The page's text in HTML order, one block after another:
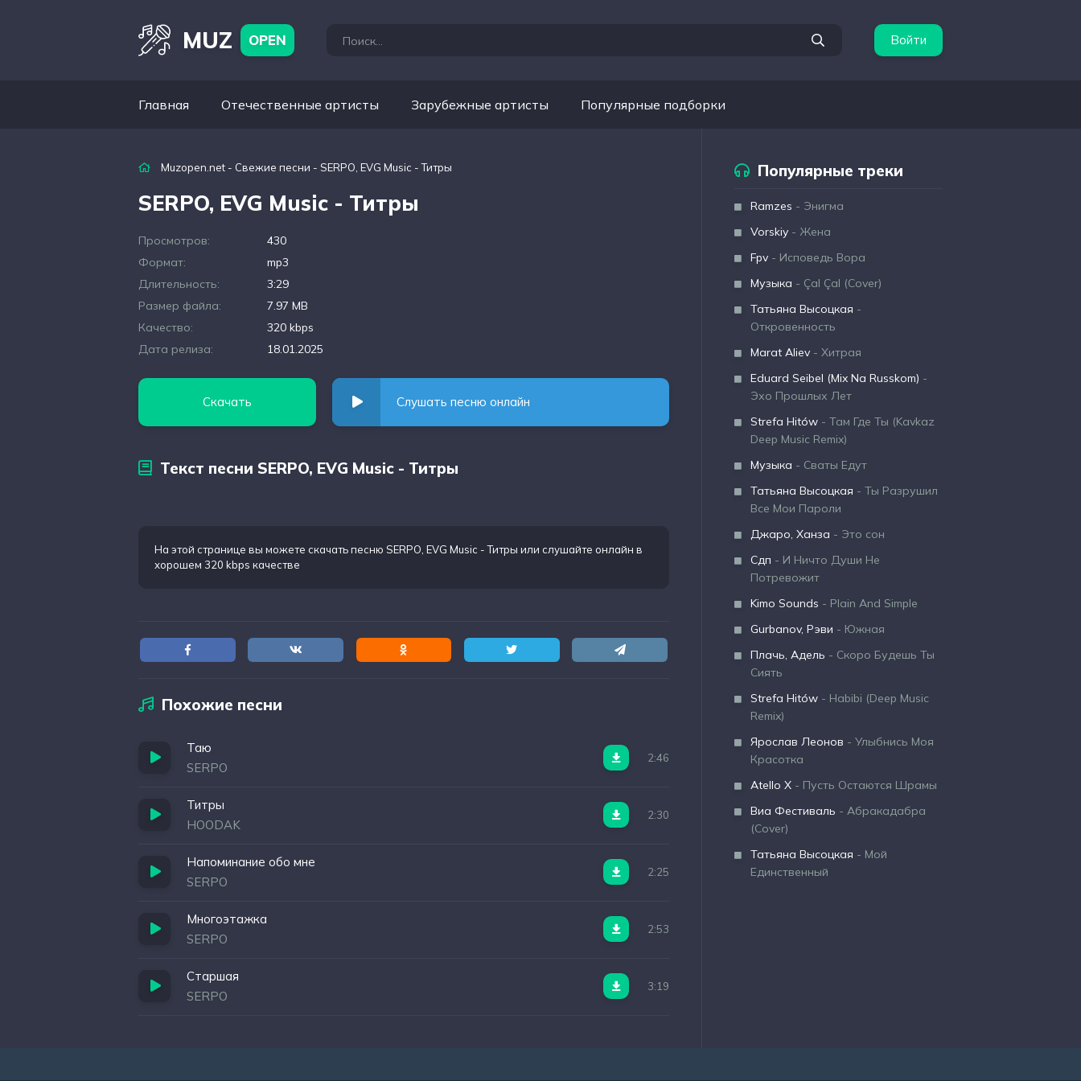
MUZ OPEN Войти
Главная Отечественные артисты Зарубежные артисты Популярные подборки
Muzopen.net - Свежие песни - SERPO, EVG Music - Титры
SERPO, EVG Music - Титры
Просмотров:
430
Формат:
mp3
Длительность:
3:29
Размер файла:
7.97 MB
Качество:
320 kbps
Дата релиза:
18.01.2025
Скачать Слушать песню онлайн
Текст песни SERPO, EVG Music - Титры
На этой странице вы можете скачать песню SERPO, EVG Music - Титры или слушайте онлайн в
хорошем 320 kbps качестве
Похожие песни
Таю
SERPO
2:46
Титры
HOODAK
2:30
Напоминание обо мне
SERPO
2:25
Многоэтажка
SERPO
2:53
Старшая
SERPO
3:19
Популярные треки
Ramzes - Энигма
Vorskiy - Жена
Fpv - Исповедь Вора
Музыка - Çal Çal (Cover)
Татьяна Высоцкая -
Откровенность
Marat Aliev - Хитрая
Eduard Seibel (Mix Na Russkom) -
Эхо Прошлых Лет
Strefa Hitów - Там Где Ты (Kavkaz
Deep Music Remix)
Музыка - Сваты Едут
Татьяна Высоцкая - Ты Разрушил
Все Мои Пароли
Джаро, Ханза - Это сон
Сдп - И Ничто Души Не
Потревожит
Kimo Sounds - Plain And Simple
Gurbanov, Рэви - Южная
Плачь, Адель - Скоро Будешь Ты
Сиять
Strefa Hitów - Habibi (Deep Music
Remix)
Ярослав Леонов - Улыбнись Моя
Красотка
Atello X - Пусть Остаются Шрамы
Виа Фестиваль - Абракадабра
(Cover)
Татьяна Высоцкая - Мой
Единственный